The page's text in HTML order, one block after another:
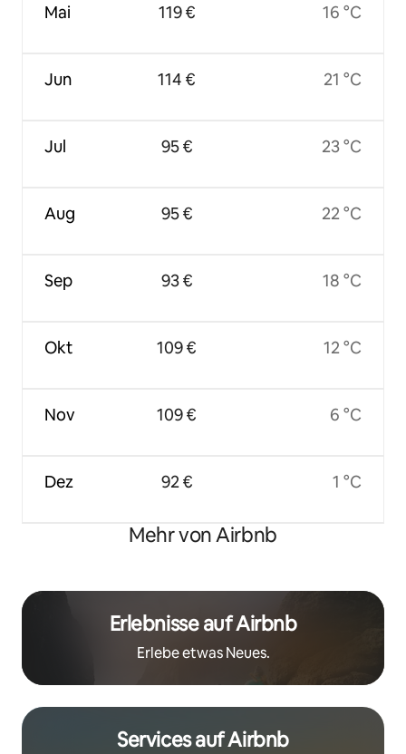
Mai
Jun
Jul
Aug
Sep
Okt
Nov
Dez
119 €
114 €
95 €
95 €
93 €
109 €
109 €
92 €
16 °C
21 °C
23 °C
22 °C
18 °C
12 °C
6 °C
1 °C
Mehr von Airbnb
Erlebnisse auf Airbnb
Erlebe etwas Neues.
Services auf Airbnb